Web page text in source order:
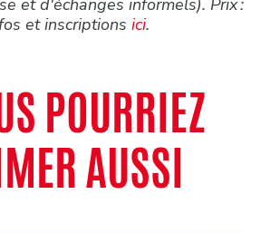
et d'échanges informels). Prix :
et inscriptions ici.
POURRIEZ
AUSSI